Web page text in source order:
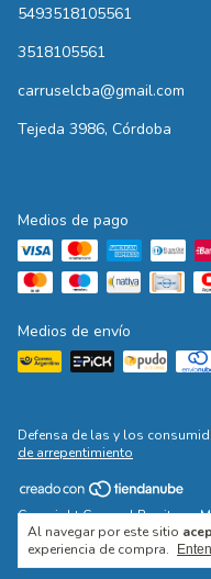
Al navegar por este sitio
experiencia de compra.
5493518105561
3518105561
carruselcba@gmail.com
Tejeda 3986, Córdoba
Medios de pago
Medios de envío
Defensa de las y los
de arrepentimiento
Copyright Carrusel Ropita en
reservados.